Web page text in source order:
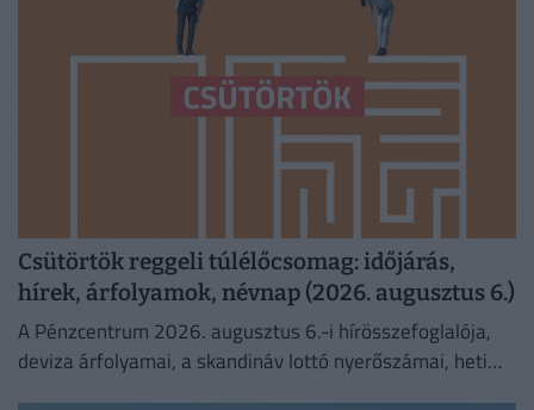
Csütörtök reggeli túlélőcsomag: időjárás,
hírek, árfolyamok, névnap (2026. augusztus 6.)
A Pénzcentrum 2026. augusztus 6.-i hírösszefoglalója,
deviza árfolyamai, a skandináv lottó nyerőszámai, heti